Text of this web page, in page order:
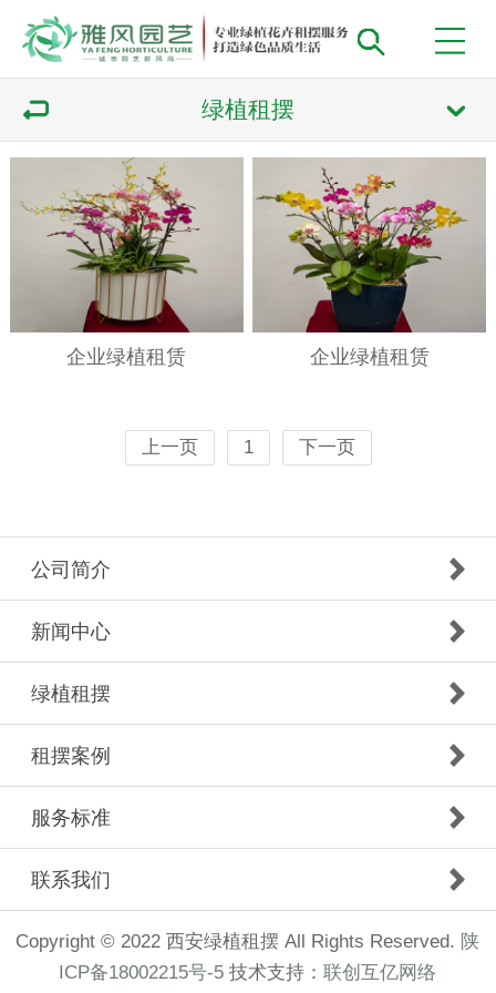
绿植租摆
企业绿植租赁 企业绿植租赁
上一页 1 下一页
公司简介
新闻中心
绿植租摆
租摆案例
服务标准
联系我们
Copyright © 2022 西安绿植租摆 All Rights Reserved. 陕
ICP备18002215号-5 技术支持：联创互亿网络